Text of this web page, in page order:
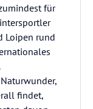
für
Loipen rund
findet,